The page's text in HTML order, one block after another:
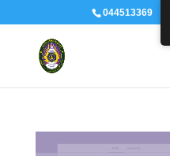
044513369